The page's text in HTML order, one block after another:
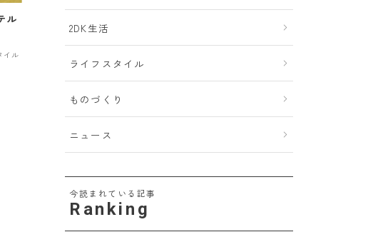
ル
イル
2DK生活
ライフスタイル
ものづくり
ニュース
今読まれている記事
Ranking